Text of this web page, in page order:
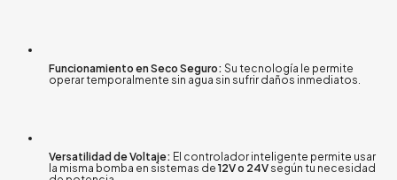
Funcionamiento en Seco Seguro: Su tecnología le permite
operar temporalmente sin agua sin sufrir daños inmediatos.
Versatilidad de Voltaje: El controlador inteligente permite usar
la misma bomba en sistemas de 12V o 24V según tu necesidad